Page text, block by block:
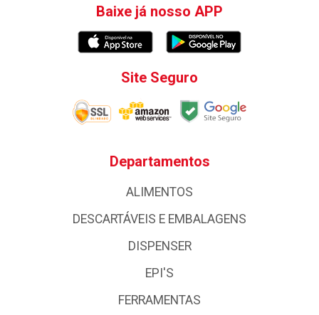
Baixe já nosso APP
Site Seguro
Departamentos
ALIMENTOS
DESCARTÁVEIS E EMBALAGENS
DISPENSER
EPI'S
FERRAMENTAS